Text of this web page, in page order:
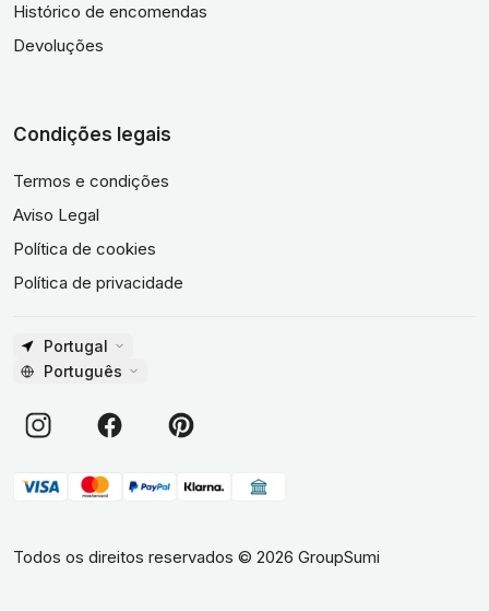
Histórico de encomendas
Devoluções
Condições legais
Termos e condições
Aviso Legal
Política de cookies
Política de privacidade
Portugal
Português
Todos os direitos reservados © 2026 GroupSumi